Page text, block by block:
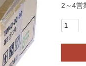
2～4営